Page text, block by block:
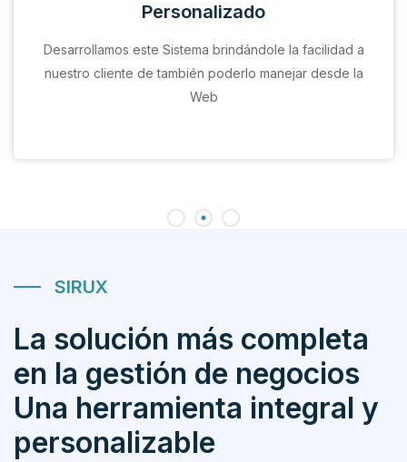
Personalizado
Desarrollamos este Sistema brindándole la facilidad a
nuestro cliente de también poderlo manejar desde la
Web
SIRUX
La solución más completa
en la gestión de negocios
Una herramienta integral y
personalizable